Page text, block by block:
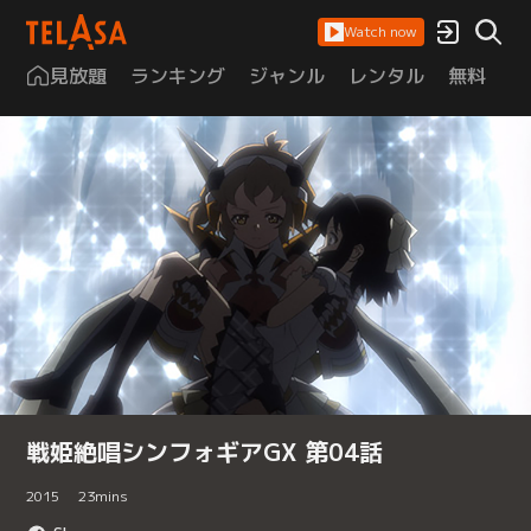
Watch now
見放題 ランキング ジャンル レンタル 無料
戦姫絶唱シンフォギアGX 第04話
2015 23mins